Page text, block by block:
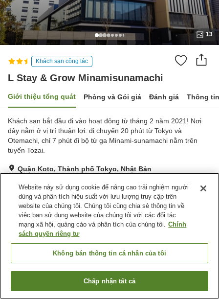
13
Khách sạn công tác
L Stay & Grow Minamisunamachi
Giới thiệu tổng quát Phòng và Gói giá Đánh giá Thông
Khách sạn bắt đầu đi vào hoạt động từ tháng 2 năm 2021! Nơi
đây nằm ở vị trí thuận lợi: di chuyển 20 phút từ Tokyo và
Otemachi, chỉ 7 phút đi bộ từ ga Minami-sunamachi nằm trên
tuyến Tozai.
Quận Koto, Thành phố Tokyo, Nhật Bản
Tuyệt vời Đánh giá:725 lượt
Tiện nghi chỗ nghỉ
Bãi đỗ xe
Trang chủ Nhật Bản Thành phố Tokyo
Quận Koto
L Stay & Grow MinamisunamachiTìm phòng trống
Website này sử dụng cookie để nâng cao trải nghiệm người
dùng và phân tích hiệu suất với lưu lượng truy cập trên
website của chúng tôi. Chúng tôi cũng chia sẻ thông tin về
việc bạn sử dụng website của chúng tôi với các đối tác
mạng xã hội, quảng cáo và phân tích của chúng tôi. Chính
sách quyền riêng tư
Không bán thông tin cá nhân của tôi
Chấp nhận tất cả